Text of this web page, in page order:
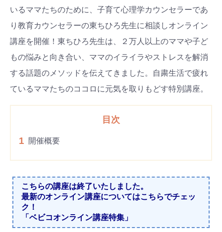
いるママたちのために、子育て心理学カウンセラーであ
り教育カウンセラーの東ちひろ先生に相談しオンライン
講座を開催！東ちひろ先生は、２万人以上のママや子ど
もの悩みと向き合い、ママのイライラやストレスを解消
する話題のメソッドを伝えてきました。自粛生活で疲れ
ているママたちのココロに元気を取りもどす特別講座。
目次
1 開催概要
こちらの講座は終了いたしました。
最新のオンライン講座についてはこちらでチェッ
ク！
「ベビコオンライン講座特集」